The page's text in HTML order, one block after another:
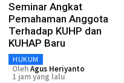
Seminar Angkat
Pemahaman Anggota
Terhadap KUHP dan
KUHAP Baru
HUKUM
OlehAgus Heriyanto
1 jam yang lalu